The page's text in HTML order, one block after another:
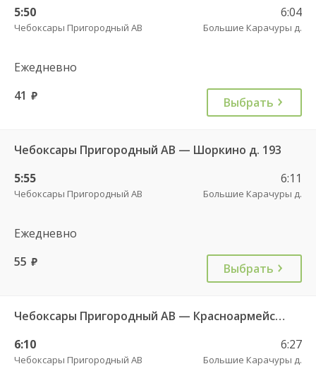
5:50
Чебоксары Пригородный АВ
6:04
Большие Карачуры д.
Ежедневно
41 руб. Выбрать
Чебоксары Пригородный АВ — Шоркино д. 193
5:55
Чебоксары Пригородный АВ
6:11
Большие Карачуры д.
Ежедневно
55 руб. Выбрать
Чебоксары Пригородный АВ — Красноармейское с. ДКП 121
6:10
Чебоксары Пригородный АВ
6:27
Большие Карачуры д.